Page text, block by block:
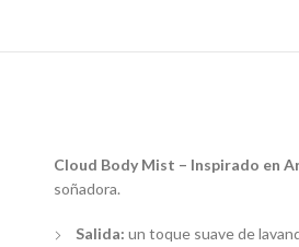
Cloud Body Mist – Inspirado en
soñadora.
Salida: un toque suave de